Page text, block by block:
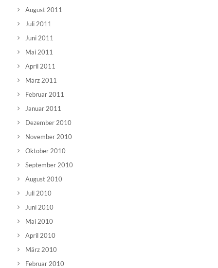
August 2011
Juli 2011
Juni 2011
Mai 2011
April 2011
März 2011
Februar 2011
Januar 2011
Dezember 2010
November 2010
Oktober 2010
September 2010
August 2010
Juli 2010
Juni 2010
Mai 2010
April 2010
März 2010
Februar 2010